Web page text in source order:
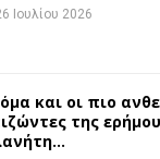
Ιουλίου 2026
και οι πιο
της